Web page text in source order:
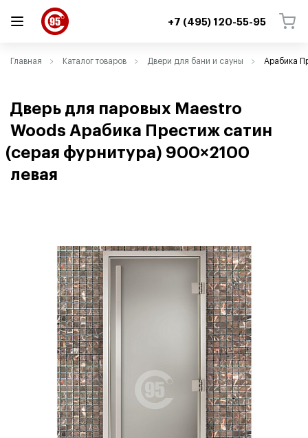
+7 (495) 120-55-95
Главная Каталог товаров Двери для бани и сауны Арабика
Дверь для паровых Maestro
Woods Арабика Престиж сатин
(серая фурнитура) 900×2100
левая
ВЕРНУТЬСЯ
ВЕРНУТЬСЯ